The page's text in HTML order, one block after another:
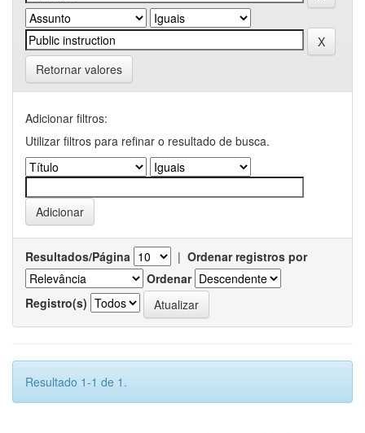
Retornar valores
Adicionar filtros:
Utilizar filtros para refinar o resultado de busca.
Resultados/Página | Ordenar registros por
Ordenar
Registro(s)
Resultado 1-1 de 1.